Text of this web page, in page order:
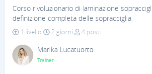
Corso rivoluzionario di laminazione
definizione completa delle sopracciglia.
1 livello
2 giorni
4 posti
Marika Lucatuorto
Trainer